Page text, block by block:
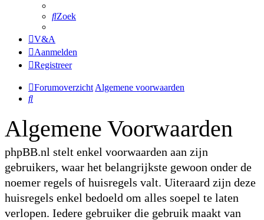
Zoek
V&A
Aanmelden
Registreer
Forumoverzicht Algemene voorwaarden
Zoek
Algemene Voorwaarden
phpBB.nl stelt enkel voorwaarden aan zijn
gebruikers, waar het belangrijkste gewoon onder de
noemer regels of huisregels valt. Uiteraard zijn deze
huisregels enkel bedoeld om alles soepel te laten
verlopen. Iedere gebruiker die gebruik maakt van